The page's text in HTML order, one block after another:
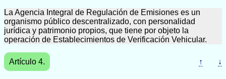
La Agencia Integral de Regulación de Emisiones es un
organismo público descentralizado, con personalidad
jurídica y patrimonio propios, que tiene por objeto la
operación de Establecimientos de Verificación Vehicular.
Artículo 4. ↑ ↓